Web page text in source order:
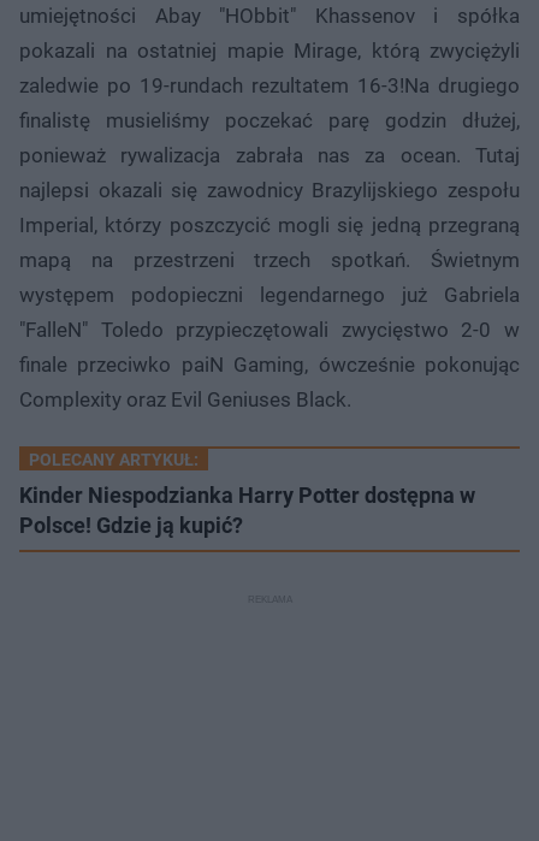
umiejętności Abay "HObbit" Khassenov i spółka
pokazali na ostatniej mapie Mirage, którą zwyciężyli
zaledwie po 19-rundach rezultatem 16-3!Na drugiego
finalistę musieliśmy poczekać parę godzin dłużej,
ponieważ rywalizacja zabrała nas za ocean. Tutaj
najlepsi okazali się zawodnicy Brazylijskiego zespołu
Imperial, którzy poszczycić mogli się jedną przegraną
mapą na przestrzeni trzech spotkań. Świetnym
występem podopieczni legendarnego już Gabriela
"FalleN" Toledo przypieczętowali zwycięstwo 2-0 w
finale przeciwko paiN Gaming, ówcześnie pokonując
Complexity oraz Evil Geniuses Black.
POLECANY ARTYKUŁ:
Kinder Niespodzianka Harry Potter dostępna w
Polsce! Gdzie ją kupić?